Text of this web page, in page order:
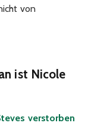
von
ist Nicole
verstorben